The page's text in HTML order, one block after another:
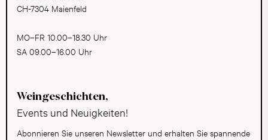
CH-7304 Maienfeld
MO–FR 10.00–18.30 Uhr
SA 09.00–16.00 Uhr
Weingeschichten,
Events und Neuigkeiten!
Abonnieren Sie unseren Newsletter und erhalten Sie spannende